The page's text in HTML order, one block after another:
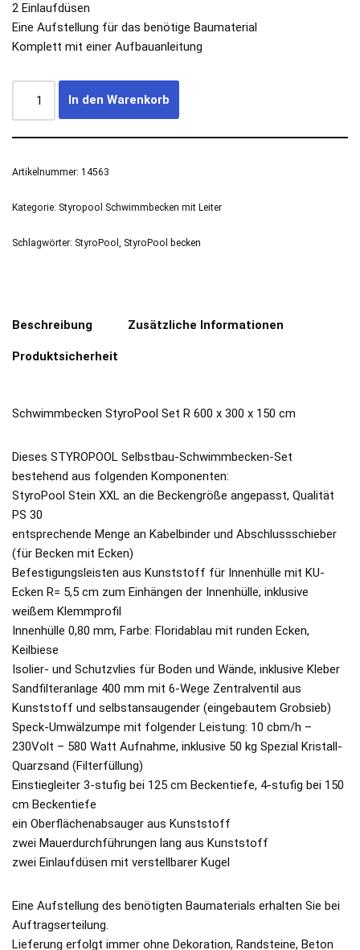
2 Einlaufdüsen
Eine Aufstellung für das benötige Baumaterial
Komplett mit einer Aufbauanleitung
In den Warenkorb
Artikelnummer: 14563
Kategorie: Styropool Schwimmbecken mit Leiter
Schlagwörter: StyroPool , StyroPool becken
Beschreibung Zusätzliche Informationen
Produktsicherheit
Schwimmbecken StyroPool Set R 600 x 300 x 150 cm
Dieses STYROPOOL Selbstbau-Schwimmbecken-Set
bestehend aus folgenden Komponenten:
StyroPool Stein XXL an die Beckengröße angepasst, Qualität
PS 30
entsprechende Menge an Kabelbinder und Abschlussschieber
(für Becken mit Ecken)
Befestigungsleisten aus Kunststoff für Innenhülle mit KU-
Ecken R= 5,5 cm zum Einhängen der Innenhülle, inklusive
weißem Klemmprofil
Innenhülle 0,80 mm, Farbe: Floridablau mit runden Ecken,
Keilbiese
Isolier- und Schutzvlies für Boden und Wände, inklusive Kleber
Sandfilteranlage 400 mm mit 6-Wege Zentralventil aus
Kunststoff und selbstansaugender (eingebautem Grobsieb)
Speck-Umwälzumpe mit folgender Leistung: 10 cbm/h –
230Volt – 580 Watt Aufnahme, inklusive 50 kg Spezial Kristall-
Quarzsand (Filterfüllung)
Einstiegleiter 3-stufig bei 125 cm Beckentiefe, 4-stufig bei 150
cm Beckentiefe
ein Oberflächenabsauger aus Kunststoff
zwei Mauerdurchführungen lang aus Kunststoff
zwei Einlaufdüsen mit verstellbarer Kugel
Eine Aufstellung des benötigten Baumaterials erhalten Sie bei
Auftragserteilung.
Lieferung erfolgt immer ohne Dekoration, Randsteine, Beton